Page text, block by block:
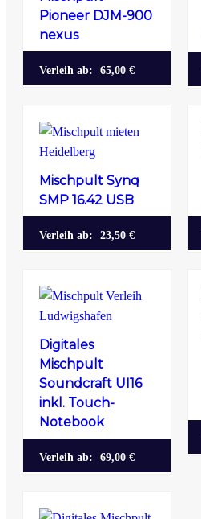
Pioneer DJM-900
nexus
Verleih ab: 65,00 €
Mischpult Synq
SMP 16.42 USB
Verleih ab: 23,50 €
Digitales
Mischpult
Soundcraft UI16
inkl. Touch-
Notebook
Verleih ab: 69,00 €